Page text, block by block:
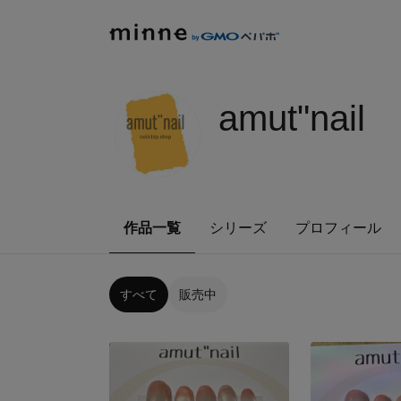
amut"nail
作品一覧 シリーズ プロフィール
すべて 販売中